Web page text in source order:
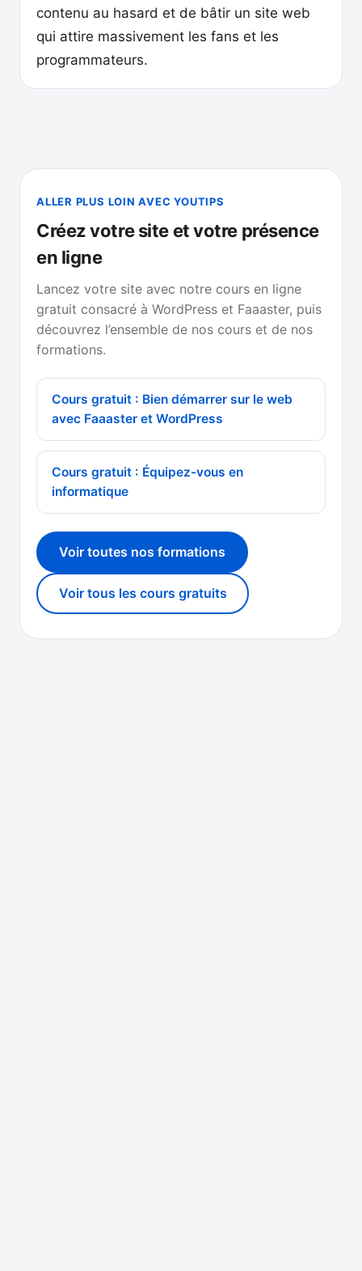
contenu au hasard et de bâtir un site web
qui attire massivement les fans et les
programmateurs.
ALLER PLUS LOIN AVEC YOUTIPS
Créez votre site et votre présence
en ligne
Lancez votre site avec notre cours en ligne
gratuit consacré à WordPress et Faaaster, puis
découvrez l’ensemble de nos cours et de nos
formations.
Cours gratuit : Bien démarrer sur le web
avec Faaaster et WordPress
Cours gratuit : Équipez-vous en
informatique
Voir toutes nos formations
Voir tous les cours gratuits